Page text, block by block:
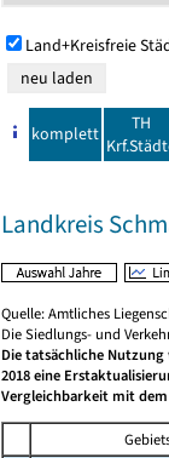
Land+Kreisfreie
komplett
TH
Landkreis
Quelle: Amtliches
Die Siedlungs- und
Die tatsächliche
2018 eine
Vergleichbarkeit mit